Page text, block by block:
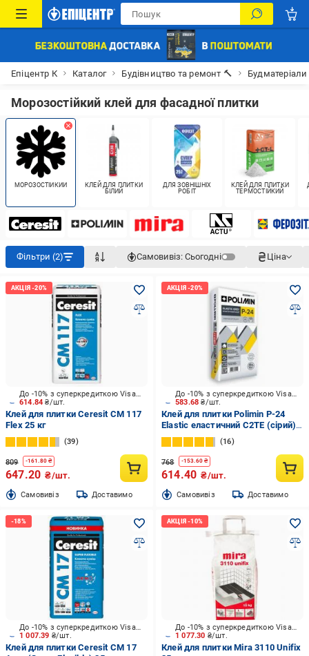
Епіцентр К Каталог Будівництво та ремонт 🔨 Будматеріали
Морозостійкий клей для фасадної плитки
МОРОЗОСТІЙКИЙ
КЛЕЙ ДЛЯ ПЛИТКИ
БІЛИЙ
ДЛЯ ЗОВНІШНІХ
РОБІТ
КЛЕЙ ДЛЯ ПЛИТКИ
ТЕРМОСТІЙКИЙ
Фільтри (2) Самовивіз: Сьогодні Ціна
614.84₴/шт.
До -10% з суперкредиткою Visa Вигода
Клей для плитки Ceresit CM 117
Flex 25 кг
39
809 -161.80 ₴
647.20 ₴/шт.
Cамовивіз Доставимо
583.68₴/шт.
До -10% з суперкредиткою Visa Вигода
Клей для плитки Polimin P-24
Elastic еластичний C2TE (сірий)
25 кг
16
768 -153.60₴
614.40 ₴/шт.
Cамовивіз Доставимо
1 007.39 ₴/шт.
До -10% з суперкредиткою Visa Вигода
Клей для плитки Ceresit CM 17
1 077.30 ₴/шт.
До -10% з суперкредиткою Visa Вигода
Клей для плитки Mira 3110 Unifix